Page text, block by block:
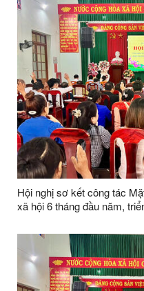
Hội nghị sơ kết công tác
xã hội 6 tháng đầu năm,